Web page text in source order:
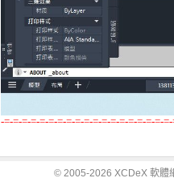
-=-=-=-=-=-=-=-=-=-=-=-=-=-=-=-=-=-=-
© 2005-2026 XCDeX 軟體